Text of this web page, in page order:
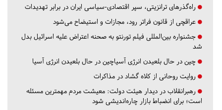
راه‌گذرهای ترانزیتی، سپر اقتصادی-سیاسی ایران در برابر تهدیدات
عراقچی از قانون فراتر رود، مجازات و استیضاح می‌شود
جشنواره بین‌المللی فیلم تورنتو به صحنه اعتراض علیه اسرائیل بدل
شد
چین در حال بلعیدن انرژی آسیاچین در حال بلعیدن انرژی آسیا
روایت روحانی از کلاه گشاد در مذاکرات
رهبرانقلاب در دیدار هیئت دولت: معیشت مردم مهمترین مسئله
است؛ برای انضباط بازار چاره‌اندیشی شود